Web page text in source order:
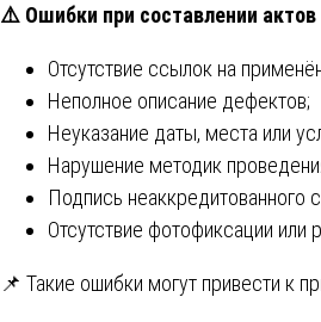
⚠️Ошибки при составлении актов
Отсутствие ссылок на
Неполное описание дефектов;
Неуказание даты, места или
Нарушение методик
Подпись неаккредитованного
Отсутствие фотофиксации или
📌 Такие ошибки могут привести к